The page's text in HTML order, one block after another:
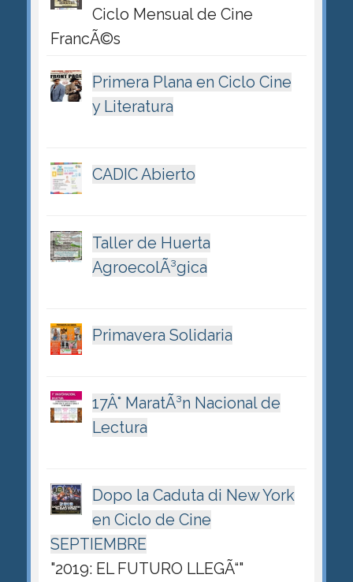
Ciclo Mensual de Cine
FrancÃ©s
Primera Plana en Ciclo Cine
y Literatura
CADIC Abierto
Taller de Huerta
AgroecolÃ³gica
Primavera Solidaria
17Â° MaratÃ³n Nacional de
Lectura
Dopo la Caduta di New York
en Ciclo de Cine
SEPTIEMBRE
"2019: EL FUTURO LLEGÃ“"